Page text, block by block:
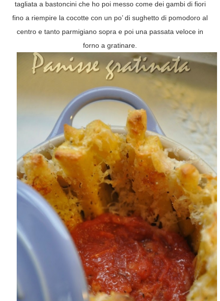
tagliata a bastoncini che ho poi messo come dei gambi di fiori
fino a riempire la cocotte con un po’ di sughetto di pomodoro al
centro e tanto parmigiano sopra e poi una passata veloce in
forno a gratinare.